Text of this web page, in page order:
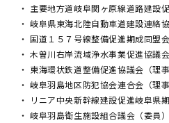
・ 主要地方道岐阜関ヶ原線道路建設
・ 岐阜県東海北陸自動車道建設連絡
・ 国道１５７号線整備促進期成同盟会
・ 木曽川右岸流域浄水事業促進協議会
・ 東海環状鉄道整備促進協議会（理事
・ 岐阜羽島地区防犯協会連合会（理事
・ リニア中央新幹線建設促進岐阜県
・ 岐阜羽島衛生施設組合議会（委員）